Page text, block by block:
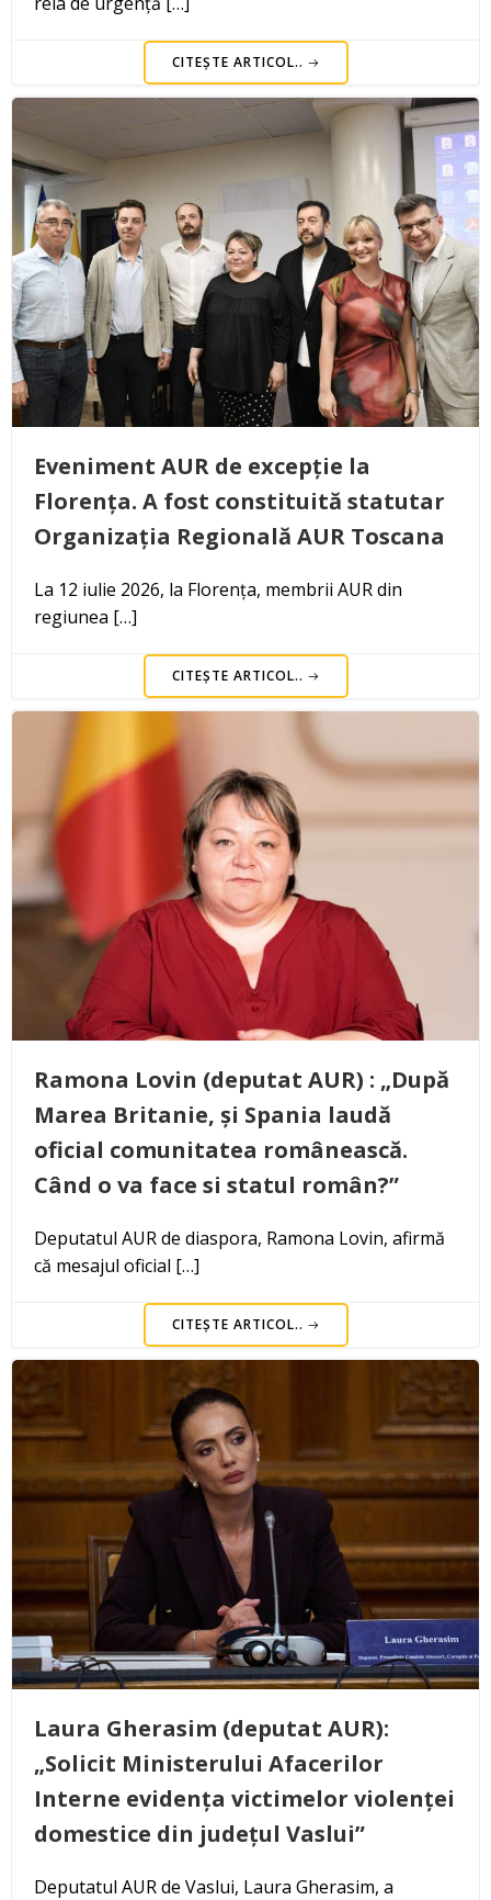
CITEȘTE ARTICOL..
Eveniment AUR de excepție la
Florența. A fost constituită statutar
Organizația Regională AUR Toscana
La 12 iulie 2026, la Florența, membrii AUR din
regiunea […]
CITEȘTE ARTICOL..
Ramona Lovin (deputat AUR) : „După
Marea Britanie, și Spania laudă
oficial comunitatea românească.
Când o va face si statul român?”
Deputatul AUR de diaspora, Ramona Lovin, afirmă
că mesajul oficial […]
CITEȘTE ARTICOL..
Laura Gherasim (deputat AUR):
„Solicit Ministerului Afacerilor
Interne evidența victimelor violenței
domestice din județul Vaslui”
Deputatul AUR de Vaslui, Laura Gherasim, a